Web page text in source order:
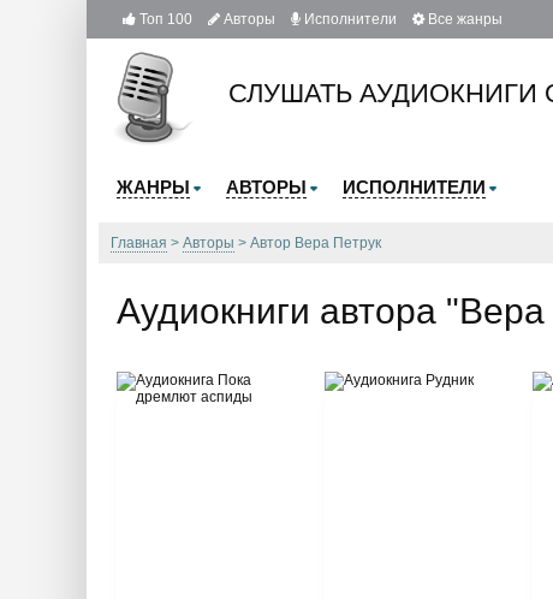
Топ 100 Авторы Исполнители Все жанры
СЛУШАТЬ АУДИОКНИГИ
ЖАНРЫ АВТОРЫ ИСПОЛНИТЕЛИ
Главная Авторы Автор Вера Петрук
Аудиокниги автора "Вера